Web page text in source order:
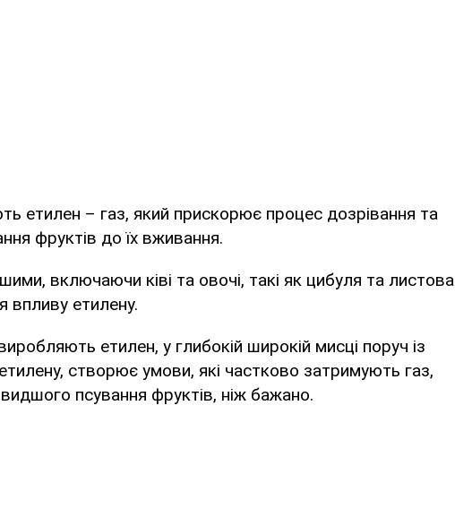
етилен – газ, який прискорює процес дозрівання та
фруктів до їх вживання.
включаючи ківі та овочі, такі як цибуля та листова
впливу етилену.
етилен, у глибокій широкій мисці поруч із
створює умови, які частково затримують газ,
псування фруктів, ніж бажано.